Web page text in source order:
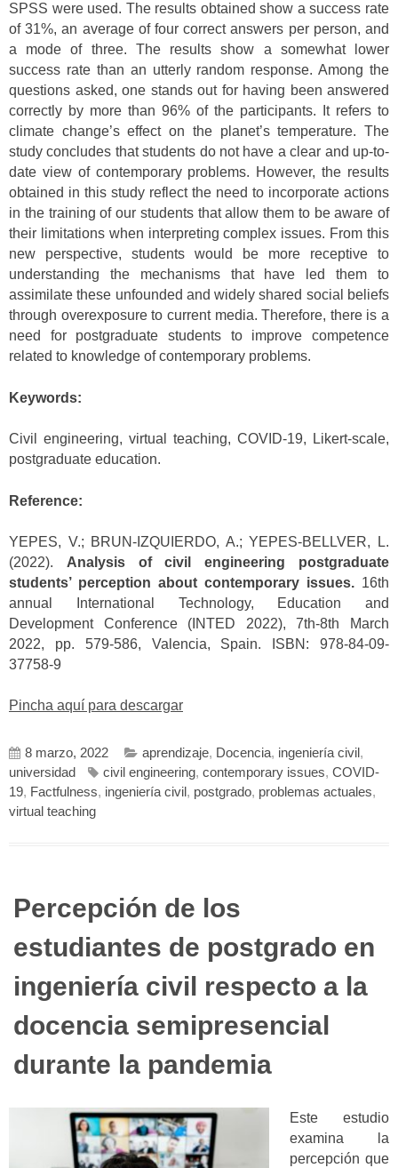
SPSS were used. The results obtained show a success rate
of 31%, an average of four correct answers per person, and
a mode of three. The results show a somewhat lower
success rate than an utterly random response. Among the
questions asked, one stands out for having been answered
correctly by more than 96% of the participants. It refers to
climate change’s effect on the planet’s temperature. The
study concludes that students do not have a clear and up-to-
date view of contemporary problems. However, the results
obtained in this study reflect the need to incorporate actions
in the training of our students that allow them to be aware of
their limitations when interpreting complex issues. From this
new perspective, students would be more receptive to
understanding the mechanisms that have led them to
assimilate these unfounded and widely shared social beliefs
through overexposure to current media. Therefore, there is a
need for postgraduate students to improve competence
related to knowledge of contemporary problems.
Keywords:
Civil engineering, virtual teaching, COVID-19, Likert-scale,
postgraduate education.
Reference:
YEPES, V.; BRUN-IZQUIERDO, A.; YEPES-BELLVER, L.
(2022). Analysis of civil engineering postgraduate
students’ perception about contemporary issues. 16th
annual International Technology, Education and
Development Conference (INTED 2022), 7th-8th March
2022, pp. 579-586, Valencia, Spain. ISBN: 978-84-09-
37758-9
Pincha aquí para descargar
8 marzo, 2022 aprendizaje, Docencia, ingeniería civil ,
universidad
civil engineering, contemporary issues, COVID-
19, Factfulness, ingeniería civil , postgrado, problemas actuales,
virtual teaching
Percepción de los
estudiantes de postgrado en
ingeniería civil respecto a la
docencia semipresencial
durante la pandemia
Este estudio
examina la
percepción que